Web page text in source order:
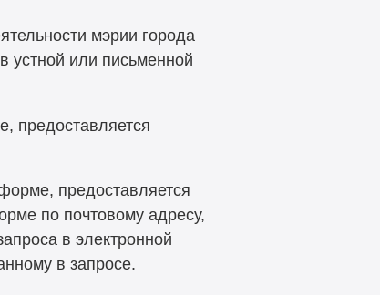
мэрии города
устной или письменной
предоставляется
предоставляется
по почтовому адресу,
в электронной
в запросе.